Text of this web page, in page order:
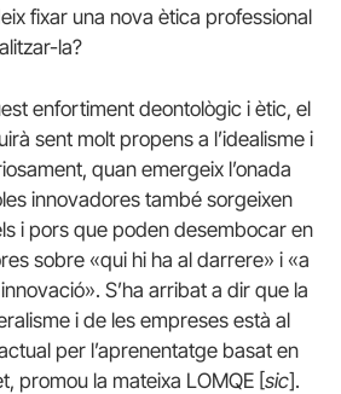
fixar una nova ètica professional
la?
enfortiment deontològic i ètic, el
sent molt propens a l’idealisme i
quan emergeix l’onada
innovadores també sorgeixen
i pors que poden desembocar en
sobre «qui hi ha al darrere» i «a
S’ha arribat a dir que la
i de les empreses està al
per l’aprenentatge basat en
promou la mateixa LOMQE [sic].